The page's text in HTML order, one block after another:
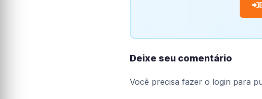
Deixe seu comentário
Você precisa fazer o login para